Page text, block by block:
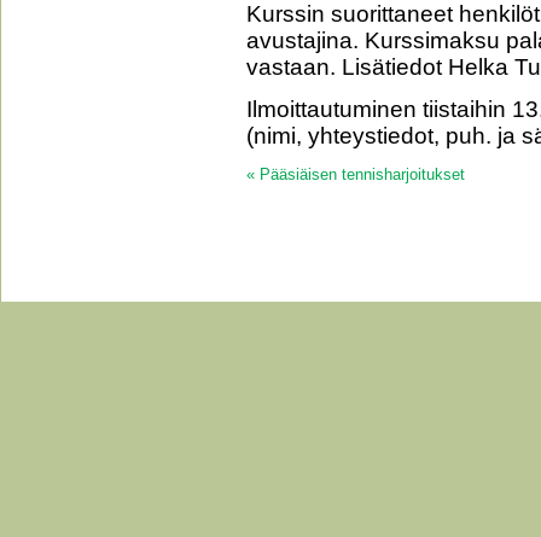
Kurssin suorittaneet
avustajina. Kurssimaksu
vastaan. Lisätiedot Helka
Ilmoittautuminen tiistaihin
(nimi, yhteystiedot, puh. ja
« Pääsiäisen tennisharjoitukset